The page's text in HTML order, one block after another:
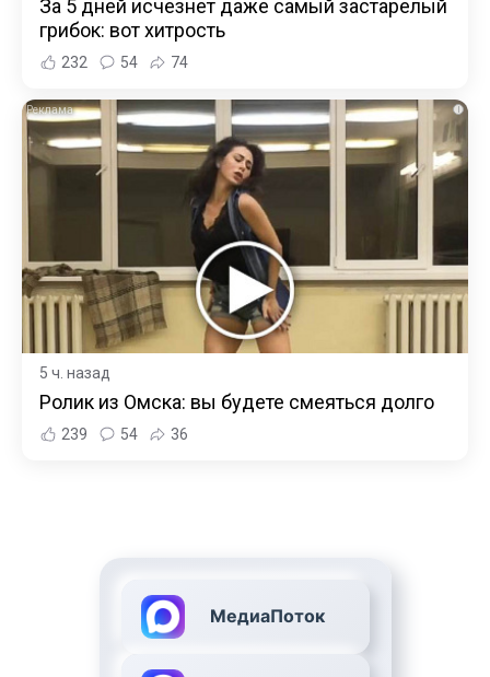
За 5 дней исчезнет даже самый застарелый
грибок: вот хитрость
232 54 74
i
5 ч. назад
Ролик из Омска: вы будете смеяться долго
239 54 36
МедиаПоток